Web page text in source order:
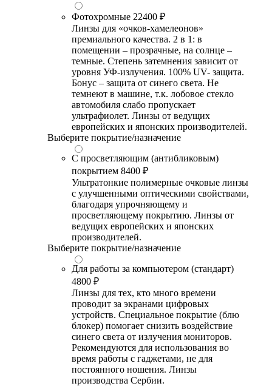
Фотохромные 22400 ₽
Линзы для «очков-хамелеонов»
премиального качества. 2 в 1: в
помещении – прозрачные, на солнце –
темные. Степень затемнения зависит от
уровня УФ-излучения. 100% UV- защита.
Бонус – защита от синего света. Не
темнеют в машине, т.к. лобовое стекло
автомобиля слабо пропускает
ультрафиолет. Линзы от ведущих
европейских и японских производителей.
Выберите покрытие/назначение
С просветляющим (антибликовым)
покрытием 8400 ₽
Ультратонкие полимерные очковые линзы
с улучшенными оптическими свойствами,
благодаря упрочняющему и
просветляющему покрытию. Линзы от
ведущих европейских и японских
производителей.
Выберите покрытие/назначение
Для работы за компьютером (стандарт)
4800 ₽
Линзы для тех, кто много времени
проводит за экранами цифровых
устройств. Специальное покрытие (блю
блокер) помогает снизить воздействие
синего света от излучения мониторов.
Рекомендуются для использования во
время работы с гаджетами, не для
постоянного ношения. Линзы
производства Сербии.